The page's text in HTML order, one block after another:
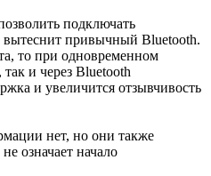
подключать
вытеснит привычный Bluetooth.
то при одновременном
и через Bluetooth
и увеличится отзывчивость
нет, но они также
означает начало